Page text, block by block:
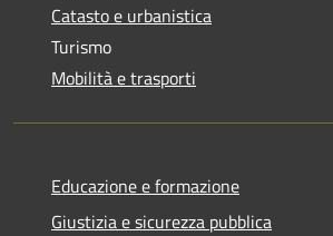
Catasto e urbanistica
Turismo
Mobilità e trasporti
Educazione e formazione
Giustizia e sicurezza pubblica